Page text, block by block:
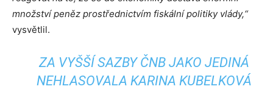
množství peněz prostřednictvím fiskální politiky vlády,“
vysvětlil.
ZA VYŠŠÍ SAZBY ČNB JAKO JEDINÁ
NEHLASOVALA KARINA KUBELKOVÁ